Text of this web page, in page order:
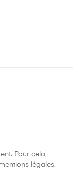
Pour cela,
légales.